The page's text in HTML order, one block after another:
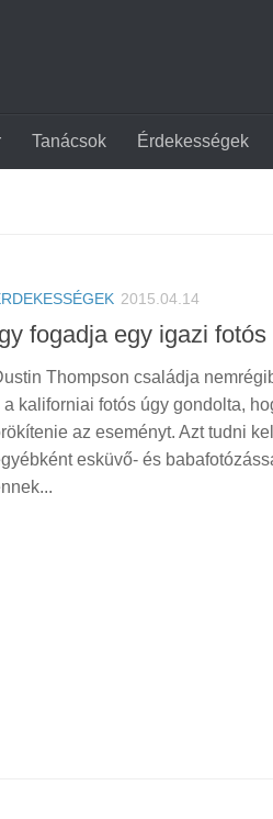
Tanácsok Érdekességek
2015.04.14
fogadja egy igazi
Thompson családja
a kaliforniai fotós úgy gondolta,
az eseményt. Azt tudni
esküvő- és